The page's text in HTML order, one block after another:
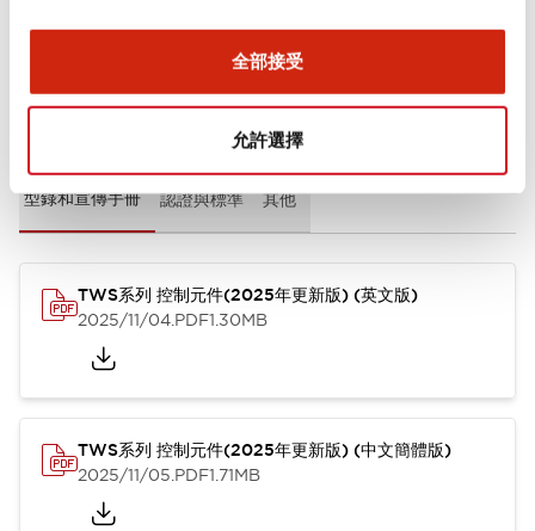
全部接受
允許選擇
文件和檔案
型錄和宣傳手冊 認證與標準 其他
TWS系列 控制元件(2025年更新版) (英文版)
2025/11/04.PDF1.30MB
TWS系列 控制元件(2025年更新版) (中文簡體版)
2025/11/05.PDF1.71MB